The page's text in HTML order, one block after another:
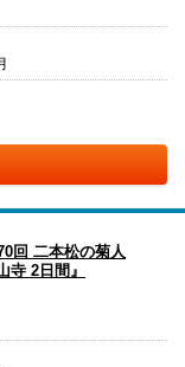
回 二本松の菊人
2日間』